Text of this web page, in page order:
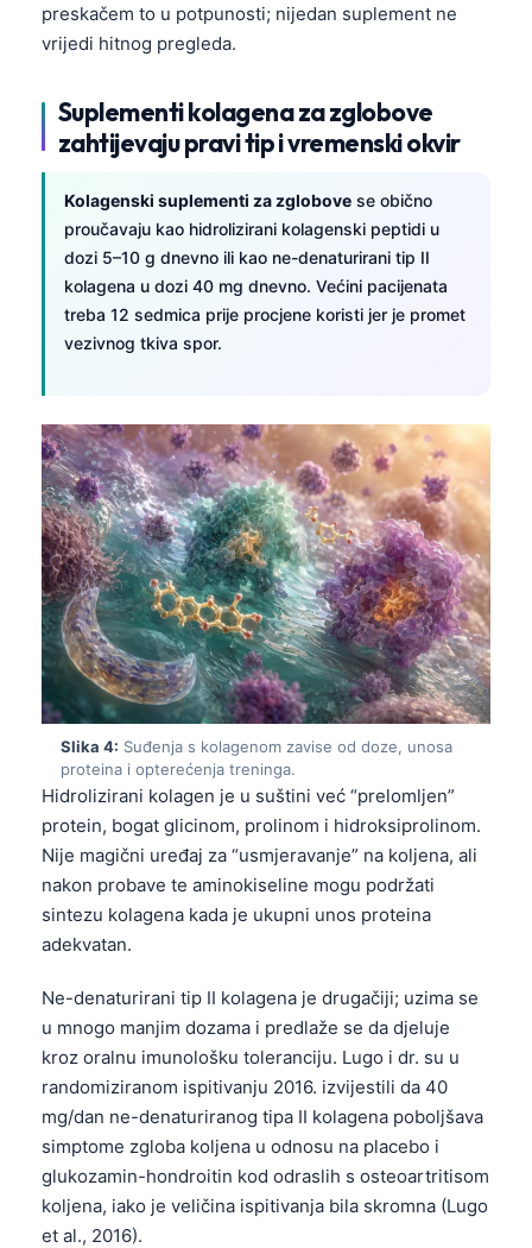
preskačem to u potpunosti; nijedan suplement ne
vrijedi hitnog pregleda.
Suplementi kolagena za zglobove
zahtijevaju pravi tip i vremenski okvir
Kolagenski suplementi za zglobove se obično
proučavaju kao hidrolizirani kolagenski peptidi u
dozi 5–10 g dnevno ili kao ne-denaturirani tip II
kolagena u dozi 40 mg dnevno. Većini pacijenata
treba 12 sedmica prije procjene koristi jer je promet
vezivnog tkiva spor.
Slika 4: Suđenja s kolagenom zavise od doze, unosa
proteina i opterećenja treninga.
Hidrolizirani kolagen je u suštini već “prelomljen”
protein, bogat glicinom, prolinom i hidroksiprolinom.
Nije magični uređaj za “usmjeravanje” na koljena, ali
nakon probave te aminokiseline mogu podržati
sintezu kolagena kada je ukupni unos proteina
adekvatan.
Ne-denaturirani tip II kolagena je drugačiji; uzima se
u mnogo manjim dozama i predlaže se da djeluje
kroz oralnu imunološku toleranciju. Lugo i dr. su u
randomiziranom ispitivanju 2016. izvijestili da 40
mg/dan ne-denaturiranog tipa II kolagena poboljšava
simptome zgloba koljena u odnosu na placebo i
glukozamin-hondroitin kod odraslih s osteoartritisom
koljena, iako je veličina ispitivanja bila skromna (Lugo
et al., 2016).